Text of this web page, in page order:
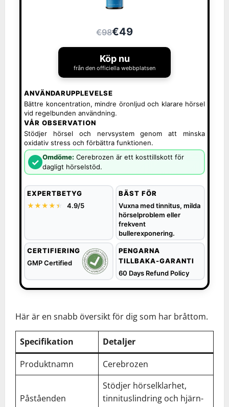
€98€49
Köp nu
från den officiella webbplatsen
ANVÄNDARUPPLEVELSE
Bättre koncentration, mindre öronljud och klarare hörsel
vid regelbunden användning.
VÅR OBSERVATION
Stödjer hörsel och nervsystem genom att minska
oxidativ stress och förbättra funktionen.
✓ Omdöme: Cerebrozen är ett kosttillskott för
dagligt hörselstöd.
EXPERTBETYG
★★★★★
★ 4.9/5
BÄST FÖR
Vuxna med tinnitus, milda
hörselproblem eller
frekvent
bullerexponering.
CERTIFIERING
GMP Certified
PENGARNA
TILLBAKA-GARANTI
60 Days Refund Policy
Här är en snabb översikt för dig som har bråttom.
Specifikation
Detaljer
Produktnamn
Cerebrozen
Påståenden
Stödjer hörselklarhet,
tinnituslindring och hjärn-